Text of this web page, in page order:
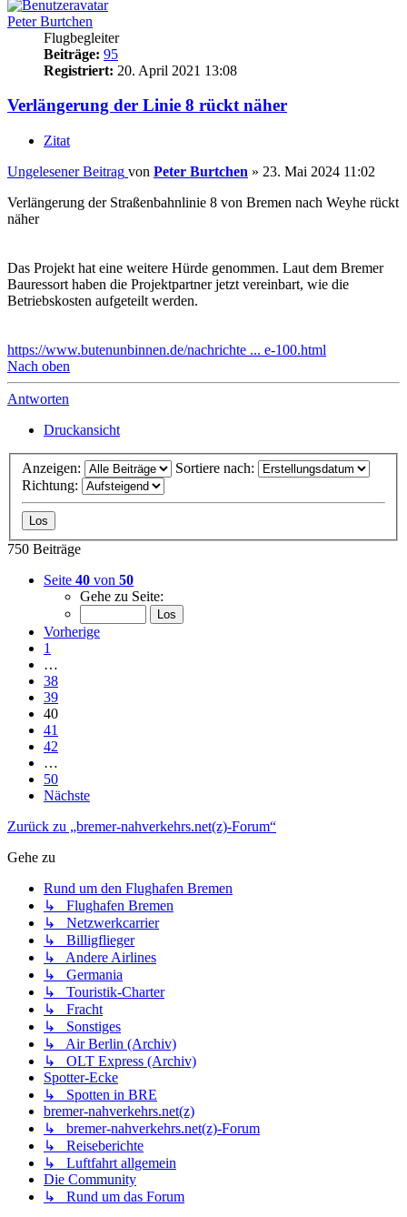
Peter Burtchen
Flugbegleiter
Beiträge: 95
Registriert: 20. April 2021 13:08
Verlängerung der Linie 8 rückt näher
Zitat
Ungelesener Beitrag von Peter Burtchen » 23. Mai 2024 11:02
Verlängerung der Straßenbahnlinie 8 von Bremen nach Weyhe rückt
näher
Das Projekt hat eine weitere Hürde genommen. Laut dem Bremer
Bauressort haben die Projektpartner jetzt vereinbart, wie die
Betriebskosten aufgeteilt werden.
https://www.butenunbinnen.de/nachrichte ... e-100.html
Nach oben
Antworten
Druckansicht
Anzeigen:
Sortiere nach:
Richtung:
750 Beiträge
Seite 40 von 50
Gehe zu Seite:
Vorherige
1
…
38
39
40
41
42
…
50
Nächste
Zurück zu „bremer-nahverkehrs.net(z)-Forum“
Gehe zu
Rund um den Flughafen Bremen
↳ Flughafen Bremen
↳ Netzwerkcarrier
↳ Billigflieger
↳ Andere Airlines
↳ Germania
↳ Touristik-Charter
↳ Fracht
↳ Sonstiges
↳ Air Berlin (Archiv)
↳ OLT Express (Archiv)
Spotter-Ecke
↳ Spotten in BRE
bremer-nahverkehrs.net(z)
↳ bremer-nahverkehrs.net(z)-Forum
↳ Reiseberichte
↳ Luftfahrt allgemein
Die Community
↳ Rund um das Forum